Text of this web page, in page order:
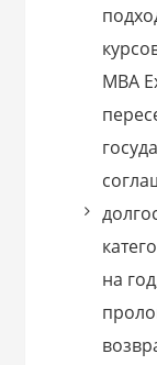
MBA
на